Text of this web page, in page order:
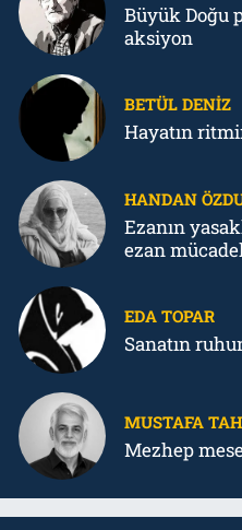
Büyük Doğu
aksiyon
BETÜL DENIZ
Hayatın
HANDAN
Ezanın
ezan
EDA TOPAR
Sanatın
MUSTAFA
Mezhep